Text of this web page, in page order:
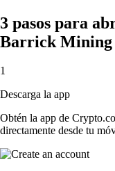
3 pasos para
Barrick Mining
1
Descarga la app
Obtén la app de
directamente desde tu